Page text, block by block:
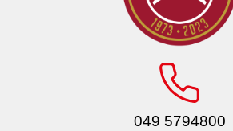
049 5794800